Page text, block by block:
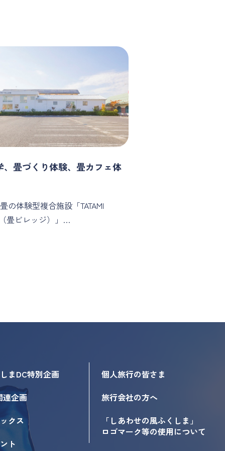
、畳づくり体験、畳カフェ体
の体験型複合施設「TATAMI
畳ビレッジ）」…
まDC特別企画
連企画
クス
ト
個人旅行の皆さま
旅行会社の方へ
「しあわせの風ふくしま」
ロゴマーク等の使用について